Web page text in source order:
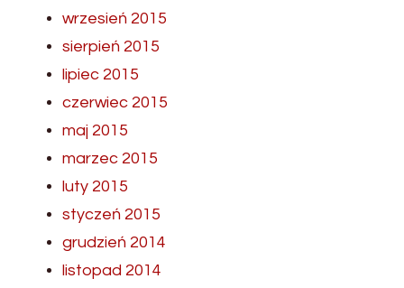
wrzesień 2015
sierpień 2015
lipiec 2015
czerwiec 2015
maj 2015
marzec 2015
luty 2015
styczeń 2015
grudzień 2014
listopad 2014